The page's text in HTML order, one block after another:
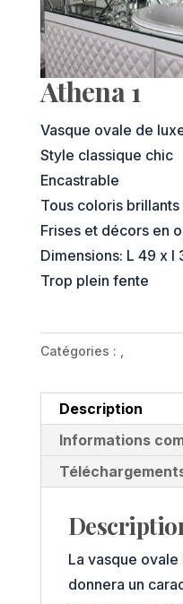
Athena 1
Vasque ovale de
Style classique chic
Encastrable
Tous coloris brillants
Frises et décors en
Dimensions: L 49 x l
Trop plein fente
Catégories :
Description
Informations
La vasque ovale
donnera un